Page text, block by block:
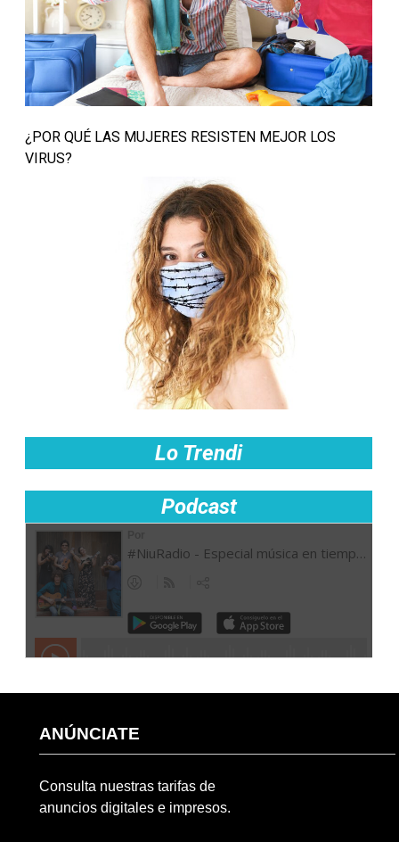
¿POR QUÉ LAS MUJERES RESISTEN MEJOR LOS
VIRUS?
Lo Trendi
Podcast
ANÚNCIATE
Consulta nuestras tarifas de
anuncios digitales e impresos.